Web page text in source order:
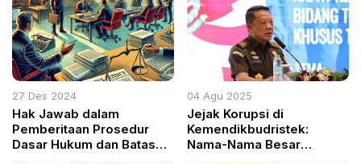
27 Des 2024
Hak Jawab dalam
Pemberitaan Prosedur
Dasar Hukum dan Batas
04 Agu 2025
Jejak Korupsi di
Kemendikbudristek:
Nama-Nama Besar